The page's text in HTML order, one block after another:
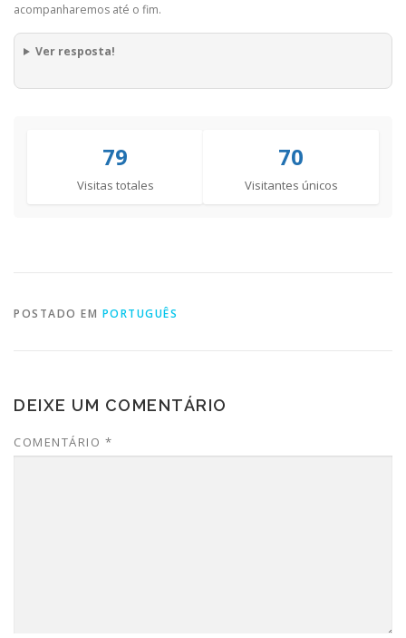
acompanharemos até o fim.
Ver resposta!
79
Visitas totales
70
Visitantes únicos
POSTADO EM PORTUGUÊS
DEIXE UM COMENTÁRIO
COMENTÁRIO *